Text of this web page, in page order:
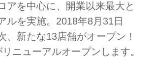
アを中心に、開業以来最大と
ルを実施。2018年8月31日
、新たな13店舗がオープン！
ニューアルオープンします。